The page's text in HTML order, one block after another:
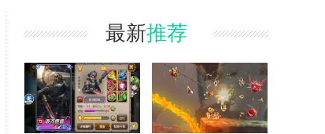
最新推荐